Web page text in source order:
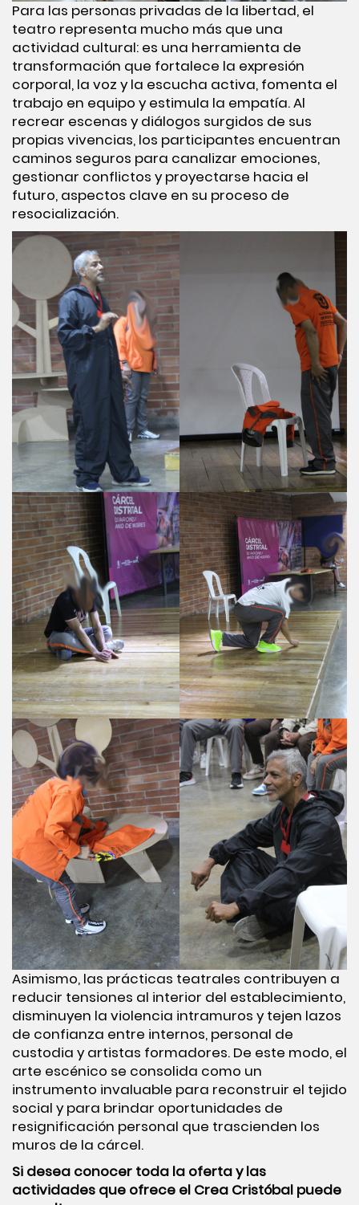
Para las personas privadas de la libertad, el
teatro representa mucho más que una
actividad cultural: es una herramienta de
transformación que fortalece la expresión
corporal, la voz y la escucha activa, fomenta el
trabajo en equipo y estimula la empatía. Al
recrear escenas y diálogos surgidos de sus
propias vivencias, los participantes encuentran
caminos seguros para canalizar emociones,
gestionar conflictos y proyectarse hacia el
futuro, aspectos clave en su proceso de
resocialización.
Asimismo, las prácticas teatrales contribuyen a
reducir tensiones al interior del establecimiento,
disminuyen la violencia intramuros y tejen lazos
de confianza entre internos, personal de
custodia y artistas formadores. De este modo, el
arte escénico se consolida como un
instrumento invaluable para reconstruir el tejido
social y para brindar oportunidades de
resignificación personal que trascienden los
muros de la cárcel.
Si desea conocer toda la oferta y las
actividades que ofrece el Crea Cristóbal puede